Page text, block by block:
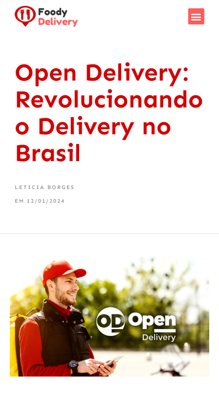
Open Delivery:
Revolucionando
o Delivery no
Brasil
LETICIA BORGES
EM 12/01/2024